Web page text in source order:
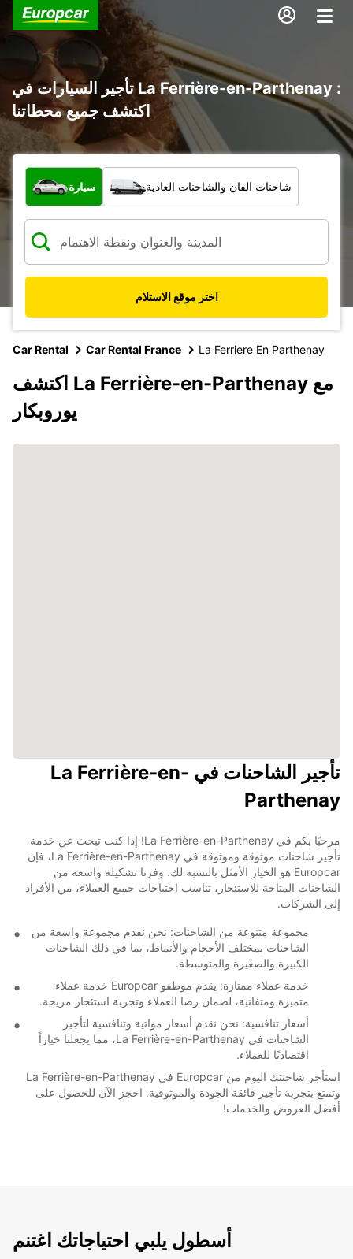
تأجير السيارات في La Ferrière-en-Parthenay :
اكتشف جميع محطاتنا
ما نوع المركبة؟
سيارة شاحنات الفان والشاحنات العادية
اختر موقع الاستلام
Car Rental Car Rental France La Ferriere En Parthenay
اكتشف La Ferrière-en-Parthenay مع
يوروبكار
تأجير الشاحنات في La Ferrière-en-
Parthenay
مرحبًا بكم في La Ferrière-en-Parthenay! إذا كنت تبحث عن خدمة
تأجير شاحنات موثوقة وموثوقة في La Ferrière-en-Parthenay، فإن
Europcar هو الخيار الأمثل بالنسبة لك. وفرنا تشكيلة واسعة من
الشاحنات المتاحة للاستئجار، تناسب احتياجات جميع العملاء، من الأفراد
إلى الشركات.
مجموعة متنوعة من الشاحنات: نحن نقدم مجموعة واسعة من
الشاحنات بمختلف الأحجام والأنماط، بما في ذلك الشاحنات
الكبيرة والصغيرة والمتوسطة.
خدمة عملاء ممتازة: يقدم موظفو Europcar خدمة عملاء
متميزة ومتفانية، لضمان رضا العملاء وتجربة استئجار مريحة.
أسعار تنافسية: نحن نقدم أسعار مواتية وتنافسية لتأجير
الشاحنات في La Ferrière-en-Parthenay، مما يجعلنا خياراً
اقتصاديًا للعملاء.
استأجر شاحنتك اليوم من Europcar في La Ferrière-en-Parthenay
وتمتع بتجربة تأجير فائقة الجودة والموثوقية. احجز الآن للحصول على
أفضل العروض والخدمات!
أسطول يلبي احتياجاتك اغتنم